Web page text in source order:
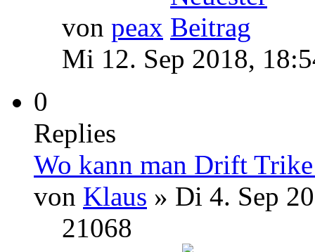
von peax
Mi 12. Sep 2018,
0
Replies
Wo kann man Drift
von Klaus » Di 4. Sep
21068